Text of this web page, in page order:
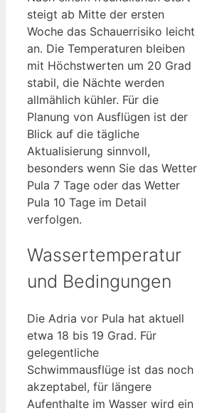
steigt ab Mitte der ersten
Woche das Schauerrisiko leicht
an. Die Temperaturen bleiben
mit Höchstwerten um 20 Grad
stabil, die Nächte werden
allmählich kühler. Für die
Planung von Ausflügen ist der
Blick auf die tägliche
Aktualisierung sinnvoll,
besonders wenn Sie das Wetter
Pula 7 Tage oder das Wetter
Pula 10 Tage im Detail
verfolgen.
Wassertemperatur
und Bedingungen
Die Adria vor Pula hat aktuell
etwa 18 bis 19 Grad. Für
gelegentliche
Schwimmausflüge ist das noch
akzeptabel, für längere
Aufenthalte im Wasser wird ein